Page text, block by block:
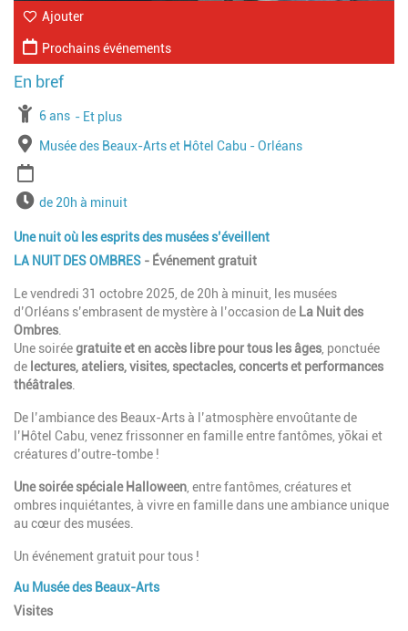
Ajouter
Prochains événements
À partir de
6 ans Jusqu'à l'age de
Et plus
Lieu
Musée des Beaux-Arts et Hôtel Cabu - Orléans
Horairesde 20h à minuit
Une nuit où les esprits des musées s’éveillent
LA NUIT DES OMBRES - Événement gratuit
Le vendredi 31 octobre 2025, de 20h à minuit, les musées
d’Orléans s’embrasent de mystère à l’occasion de La Nuit des
Ombres
Une soiréegratuite et en accès libre pour tous les âges , ponctuée
de lectures, ateliers, visites, spectacles, concerts et performances
théâtrales
De l’ambiance des Beaux-Arts à l’atmosphère envoûtante de
l’Hôtel Cabu, venez frissonner en famille entre fantômes, yōkai et
créatures d’outre-tombe !
Une soirée spéciale Halloween , entre fantômes, créatures et
ombres inquiétantes, à vivre en famille dans une ambiance unique
au cœur des musées.
Un événement gratuit pour tous !
Au Musée des Beaux-Arts
Visites